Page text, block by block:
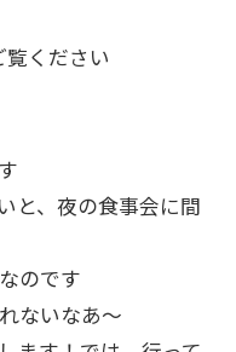
ください
と、夜の食事会に間
のです
ないなあ～